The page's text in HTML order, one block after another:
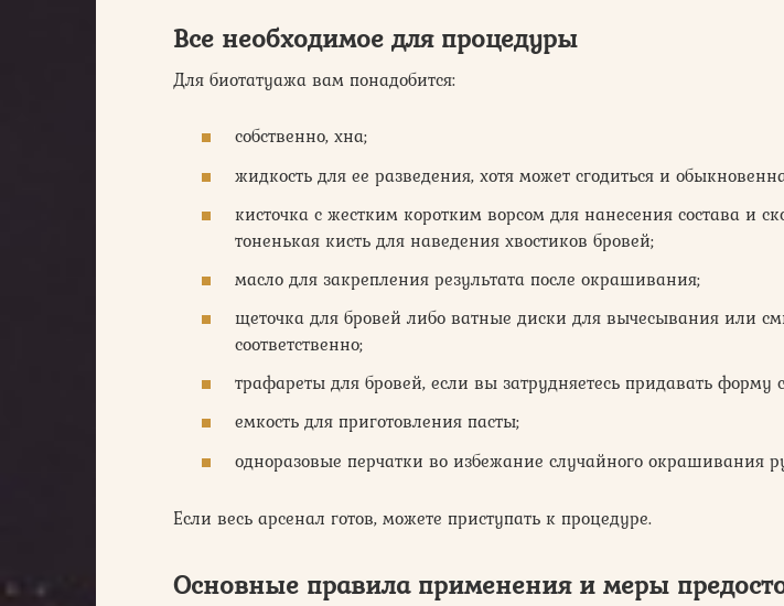
Все необходимое для процедуры
Для биотатуажа вам понадобится:
собственно, хна;
жидкость для ее разведения, хотя может сгодиться и
кисточка с жестким коротким ворсом для нанесения состава и
тоненькая кисть для наведения хвостиков бровей;
масло для закрепления результата после окрашивания;
щеточка для бровей либо ватные диски для вычесывания или
соответственно;
трафареты для бровей, если вы затрудняетесь придавать форму
емкость для приготовления пасты;
одноразовые перчатки во избежание случайного окрашивания
Если весь арсенал готов, можете приступать к процедуре.
Основные правила применения и меры